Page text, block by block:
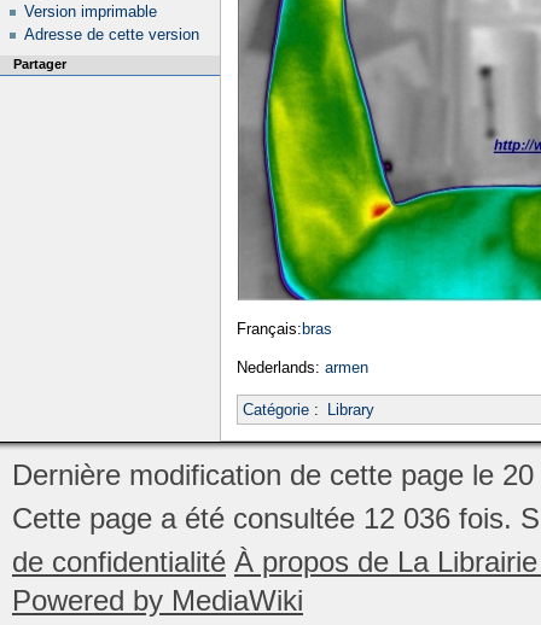
Français: bras
Nederlands: armen
Catégorie: Library
Version imprimable
Adresse de cette version
Partager
Dernière modification de cette page le
Cette page a été consultée 12 036 fois.
de confidentialité À propos de La
Powered by MediaWiki